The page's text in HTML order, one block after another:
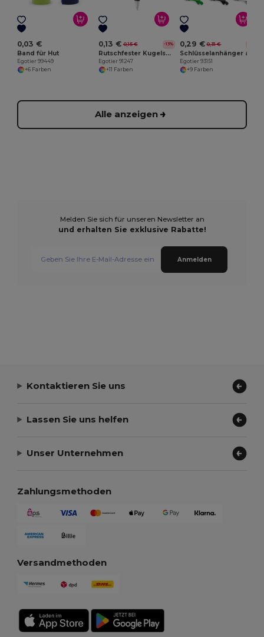
0,03 €
Band für Hut
Egotier 99449
+6 Farben
0,13 € 0,15 € -13%
Rutschfester Kugelschreiber aus ABS mit Clip
Egotier 91247
+11 Farben
0,29 € 0,31 €
Egotier 93151
+9 Farben
Alle anzeigen
Melden Sie sich für unseren Newsletter an
und erhalten Sie exklusive Rabatte!
Anmelden
Kontaktieren Sie uns
Lassen Sie uns helfen
Unser Unternehmen
Zahlungsmethoden
Versandmethoden